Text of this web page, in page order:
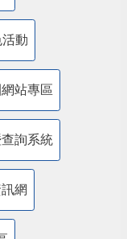
動
站專區
詢系統
網